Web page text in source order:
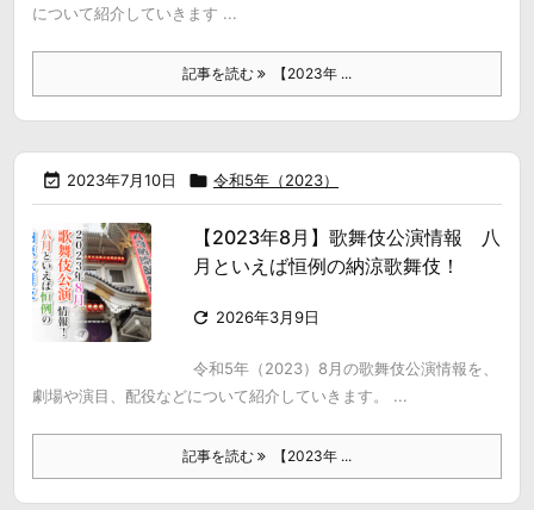
について紹介していきます ...
記事を読む 【2023年 ...
 2023年7月10日  令和5年（2023）
【2023年8月】歌舞伎公演情報 八
月といえば恒例の納涼歌舞伎！
 2026年3月9日
令和5年（2023）8月の歌舞伎公演情報を、
劇場や演目、配役などについて紹介していきます。 ...
記事を読む 【2023年 ...